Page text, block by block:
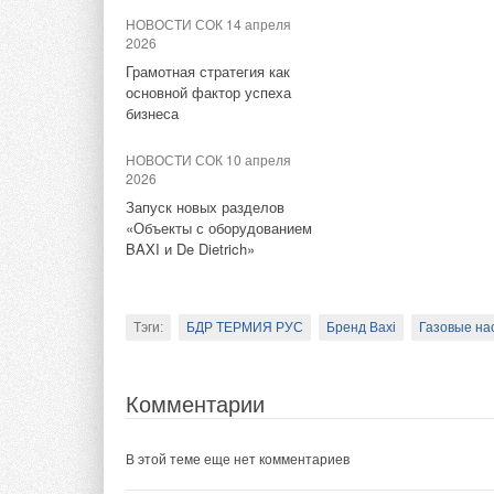
НОВОСТИ СОК 14 апреля
2026
Грамотная стратегия как
основной фактор успеха
бизнеса
НОВОСТИ СОК 10 апреля
2026
Запуск новых разделов
«Объекты с оборудованием
BAXI и De Dietrich»
Тэги: БДР ТЕРМИЯ РУС Бренд Baxi Газовые
Комментарии
В этой теме еще нет комментариев
арматура Andrex
Тэги:
Комментарии
В этой теме еще нет комментариев
Добавить комментарий
Текст комментария
Комментарии
В этой теме еще нет комментариев
Ваше имя *
Текст комментария